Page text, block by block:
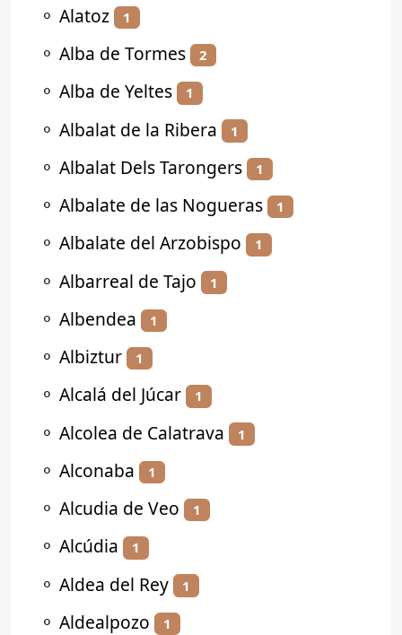
⚬ Alatoz 1
⚬ Alba de Tormes 2
⚬ Alba de Yeltes 1
⚬ Albalat de la Ribera 1
⚬ Albalat Dels Tarongers 1
⚬ Albalate de las Nogueras 1
⚬ Albalate del Arzobispo 1
⚬ Albarreal de Tajo 1
⚬ Albendea 1
⚬ Albiztur 1
⚬ Alcalá del Júcar 1
⚬ Alcolea de Calatrava 1
⚬ Alconaba 1
⚬ Alcudia de Veo 1
⚬ Alcúdia 1
⚬ Aldea del Rey 1
⚬ Aldealpozo 1